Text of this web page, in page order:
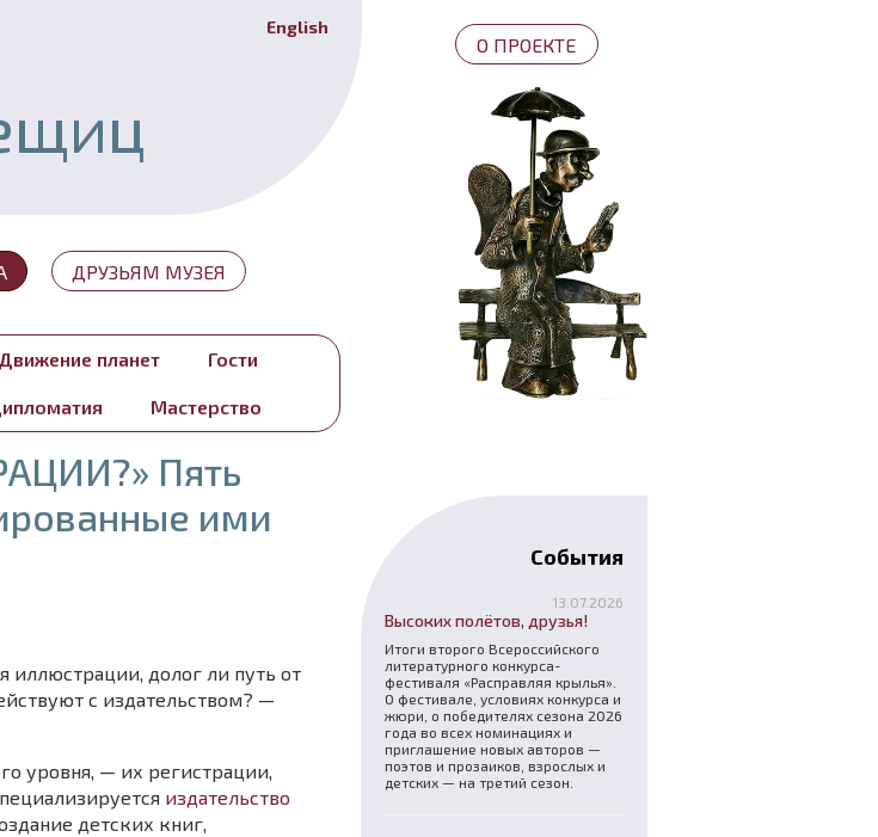
English
О ПРОЕКТЕ
Движение планет Гости
Мастерство
ДРУЗЬЯМ МУЗЕЯ
Пять
ими
иллюстрации, долог ли путь от
с издательством? —
уровня, — их регистрации,
издательство
детских книг,
События
13.07.2026
Высоких полётов, друзья!
Итоги второго Всероссийского
литературного конкурса-
фестиваля «Расправляя крылья».
О фестивале, условиях конкурса и
жюри, о победителях сезона 2026
года во всех номинациях и
приглашение новых авторов —
поэтов и прозаиков, взрослых и
детских — на третий сезон.